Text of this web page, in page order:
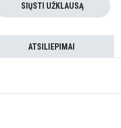
SIŲSTI UŽKLAUSĄ
ATSILIEPIMAI